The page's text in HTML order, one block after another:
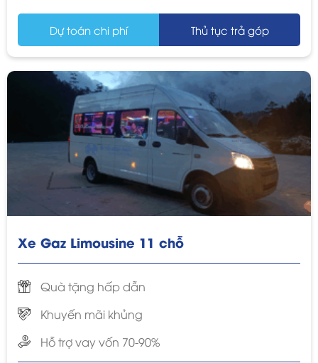
Dự toán chi phí Thủ tục trả góp
Xe Gaz Limousine 11 chỗ
Quà tặng hấp dẫn
Khuyến mãi khủng
Hỗ trợ vay vốn 70-90%